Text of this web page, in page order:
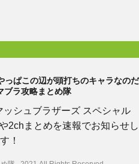
っぱこの辺が頭打ちのキャラなのだ
ブラ攻略まとめ隊
シュブラザーズ スペシャル
2chまとめを速報でお知らせし
！